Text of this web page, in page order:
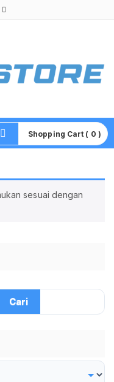
Shopping Cart ( 0 )
sesuai dengan